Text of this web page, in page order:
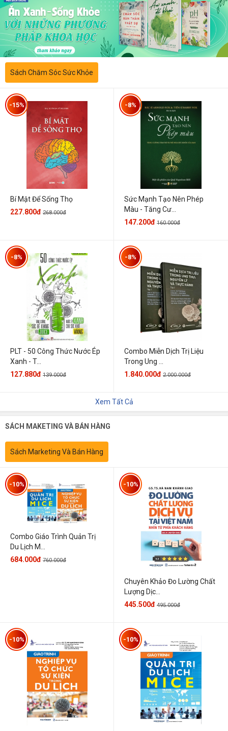
Sách Chăm Sóc Sức Khỏe
Bí Mật Để Sống Thọ
-15%
227.800đ 268.000đ
Sức Mạnh Tạo Nên Phép
Màu - Tăng Cư...
-8%
147.200đ 160.000đ
PLT - 50 Công Thức Nước Ép
Xanh - T...
-8%
127.880đ 139.000đ
Combo Miễn Dịch Trị Liệu
Trong Ung ...
-8%
1.840.000đ 2.000.000đ
Xem Tất Cả
SÁCH MAKETING VÀ BÁN HÀNG
Sách Marketing Và Bán Hàng
Combo Giáo Trình Quản Trị
Du Lịch M...
-10%
684.000đ 760.000đ
Chuyên Khảo Đo Lường Chất
Lượng Dịc...
-10%
445.500đ 495.000đ
-10% -10%